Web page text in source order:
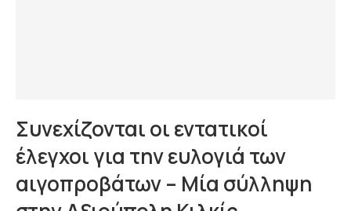
Συνεχίζονται οι εντατικοί
έλεγχοι για την ευλογιά των
αιγοπροβάτων – Μία σύλληψη